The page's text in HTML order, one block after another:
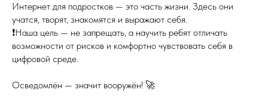
Интернет для подростков — это часть жизни. Здесь они
учатся, творят, знакомятся и выражают себя.
❗️Наша цель — не запрещать, а научить ребят отличать
возможности от рисков и комфортно чувствовать себя в
цифровой среде.
Осведомлён — значит вооружён! 🚀